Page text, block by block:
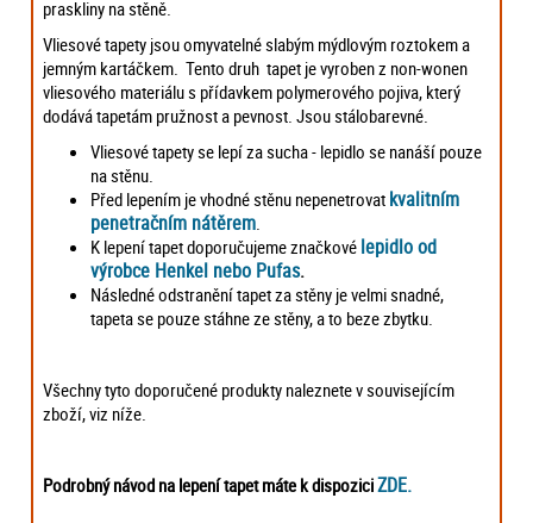
praskliny na stěně.
Vliesové tapety jsou omyvatelné slabým mýdlovým roztokem a
jemným kartáčkem. Tento druh tapet je vyroben z non-wonen
vliesového materiálu s přídavkem polymerového pojiva, který
dodává tapetám pružnost a pevnost. Jsou stálobarevné.
Vliesové tapety se lepí za sucha - lepidlo se nanáší pouze
na stěnu.
Před lepením je vhodné stěnu nepenetrovat kvalitním
penetračním nátěrem
K lepení tapet doporučujeme značkové lepidlo od
výrobce Henkel nebo Pufas.
Následné odstranění tapet za stěny je velmi snadné,
tapeta se pouze stáhne ze stěny, a to beze zbytku.
Všechny tyto doporučené produkty naleznete v souvisejícím
zboží, viz níže.
Podrobný návod na lepení tapet máte k dispoziciZDE.